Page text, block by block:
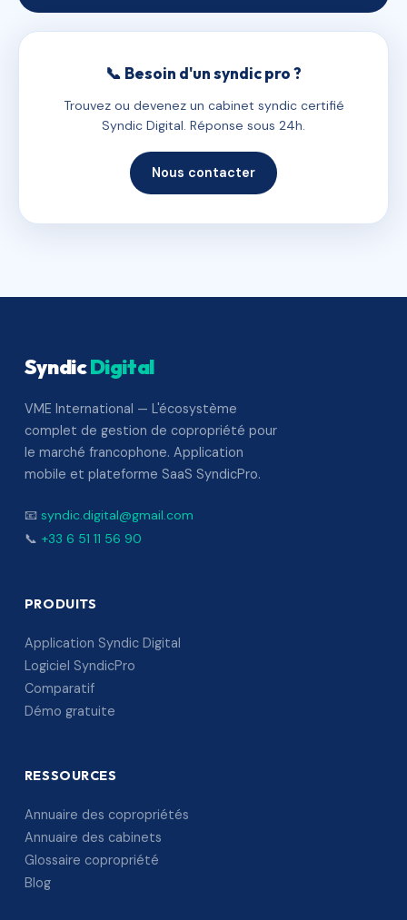
📞 Besoin d'un syndic pro ?
Trouvez ou devenez un cabinet syndic certifié
Syndic Digital. Réponse sous 24h.
Nous contacter
SyndicDigital
VME International — L'écosystème
complet de gestion de copropriété pour
le marché francophone. Application
mobile et plateforme SaaS SyndicPro.
📧 syndic.digital@gmail.com
📞 +33 6 51 11 56 90
PRODUITS
Application Syndic Digital
Logiciel SyndicPro
Comparatif
Démo gratuite
RESSOURCES
Annuaire des copropriétés
Annuaire des cabinets
Glossaire copropriété
Blog